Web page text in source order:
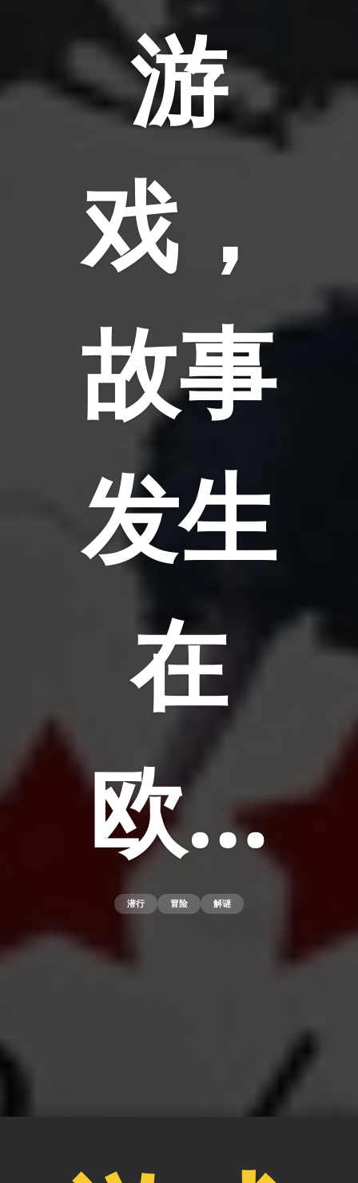
游
戏，
故事
发生
在
欧…
潜行 冒险 解谜